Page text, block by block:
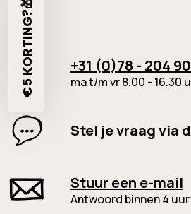
+31 (0)78 - 204
ma t/m vr 8.00 - 16.30
Stel je vraag via
Stuur een e-mail
Antwoord binnen 4 uur
€5 KORTING?🎁